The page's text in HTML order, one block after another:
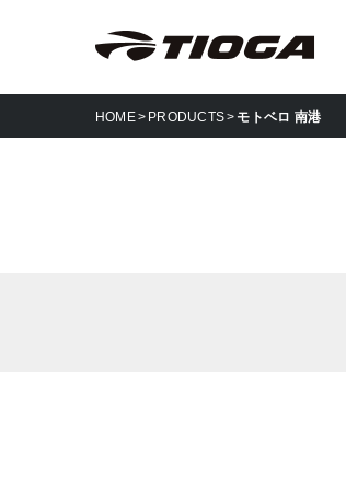
HOME PRODUCTS モトベロ 南港